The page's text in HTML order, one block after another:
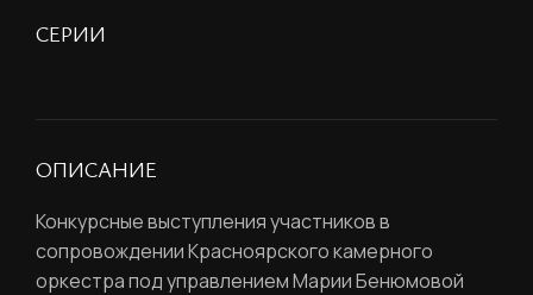
СЕРИИ
ОПИСАНИЕ
Конкурсные выступления участников в
сопровождении Красноярского камерного
оркестра под управлением Марии Бенюмовой